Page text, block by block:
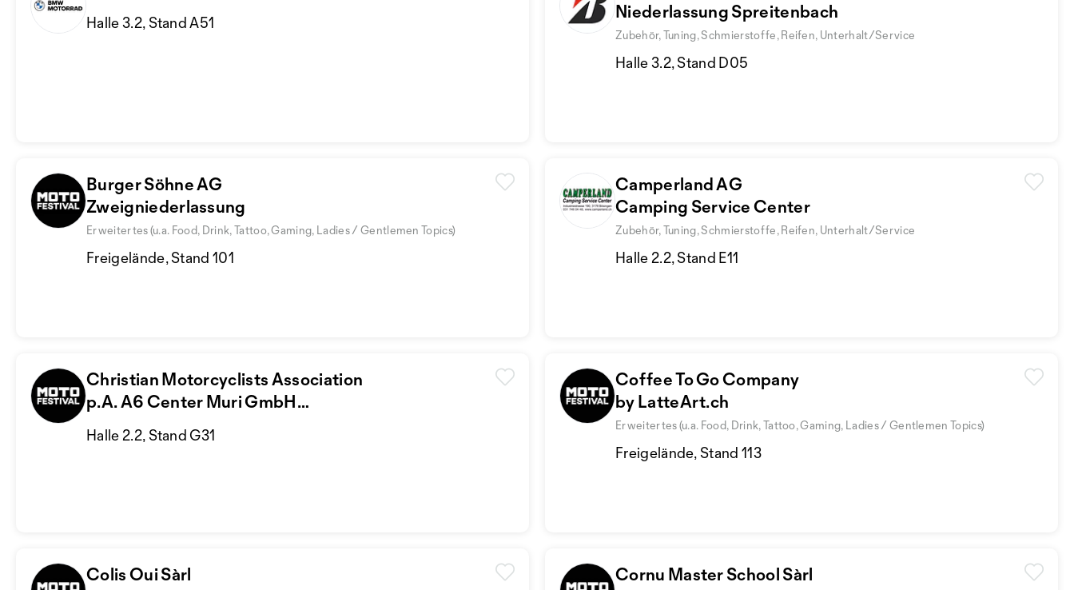
Halle 3.2, Stand A51
Niederlassung Spreitenbach
Zubehör, Tuning, Schmierstoffe, Reifen, Unterhalt/Service
Halle 3.2, Stand D05
Burger Söhne AG
Zweigniederlassung
Erweitertes (u.a. Food, Drink, Tattoo, Gaming, Ladies / Gentlemen Topics)
Freigelände, Stand 101
Camperland AG
Camping Service Center
Zubehör, Tuning, Schmierstoffe, Reifen, Unterhalt/Service
Halle 2.2, Stand E11
Christian Motorcyclists Association
p.A. A6 Center Muri GmbH
Halle 2.2, Stand G31
Coffee To Go Company
by LatteArt.ch
Erweitertes (u.a. Food, Drink, Tattoo, Gaming, Ladies / Gentlemen Topics)
Freigelände, Stand 113
Colis Oui Sàrl Cornu Master School Sàrl